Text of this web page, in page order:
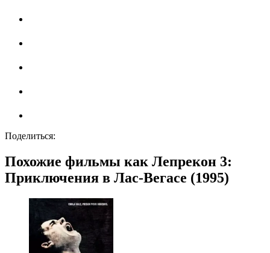
Поделиться:
Похожие фильмы как Лепрекон 3:
Приключения в Лас-Вегасе (1995)